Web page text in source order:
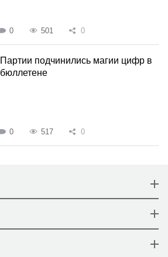
0 501 0
Партии подчинились магии цифр в
бюллетене
0 517 0